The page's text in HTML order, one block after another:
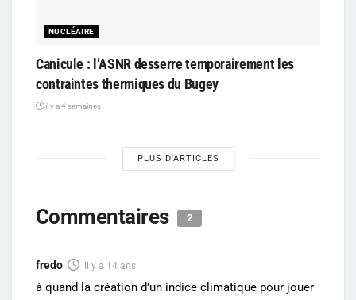
NUCLÉAIRE
Canicule : l’ASNR desserre temporairement les
contraintes thermiques du Bugey
il y a 4 semaines
PLUS D'ARTICLES
Commentaires 2
fredo il y a 14 ans
à quand la création d’un indice climatique pour jouer